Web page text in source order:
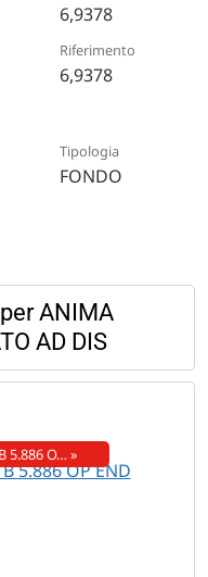
6,9378
Riferimento
6,9378
Tipologia
FONDO
ANIMA
AD DIS
5.886 O… »